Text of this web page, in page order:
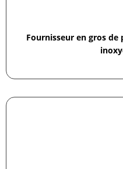
Fournisseur en gros de